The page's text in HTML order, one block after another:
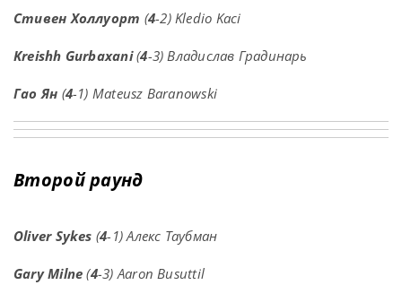
Стивен Холлуорт (4-2) Kledio Kaci
Kreishh Gurbaxani(4-3) Владислав Градинарь
Гао Ян (4-1) Mateusz Baranowski
Второй раунд
Oliver Sykes (4-1) Алекс Таубман
Gary Milne (4-3) Aaron Busuttil